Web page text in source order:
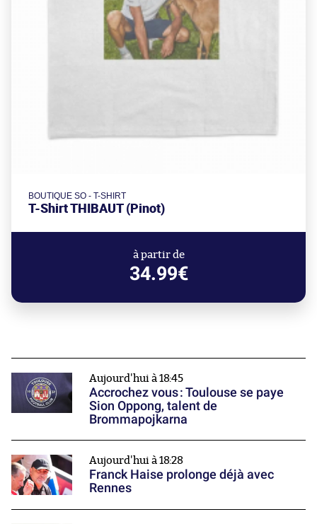
BOUTIQUE SO - T-SHIRT
T-Shirt THIBAUT (Pinot)
à partir de
34.99€
Aujourd'hui à 18:45
Accrochez vous : Toulouse se paye
Sion Oppong, talent de
Brommapojkarna
Aujourd'hui à 18:28
Franck Haise prolonge déjà avec
Rennes